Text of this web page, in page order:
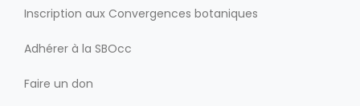
Inscription aux Convergences botaniques
Adhérer à la SBOcc
Faire un don